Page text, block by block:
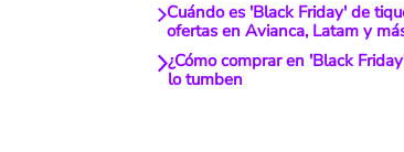
Cuándo es 'Black Friday' de
ofertas en Avianca, Latam y
¿Cómo comprar en 'Black
lo tumben